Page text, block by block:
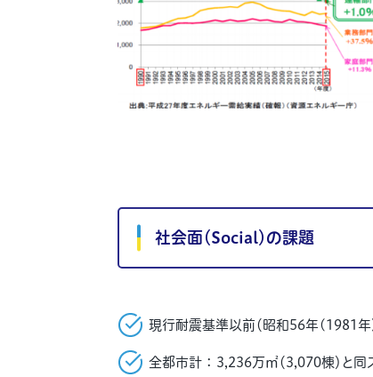
社会面（Social）の課題
現行耐震基準以前（昭和56年(1981 年
全都市計 ： 3,236万㎡（3,070棟）と同